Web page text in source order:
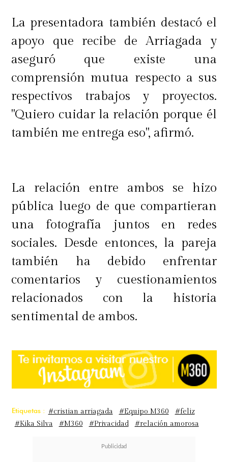
La presentadora también destacó el
apoyo que recibe de Arriagada y
aseguró que existe una
comprensión mutua respecto a sus
respectivos trabajos y proyectos.
"Quiero cuidar la relación porque él
también me entrega eso", afirmó.
La relación entre ambos se hizo
pública luego de que compartieran
una fotografía juntos en redes
sociales. Desde entonces, la pareja
también ha debido enfrentar
comentarios y cuestionamientos
relacionados con la historia
sentimental de ambos.
Etiquetas : #cristian arriagada #Equipo M360
#feliz
#Kika Silva
#M360 #Privacidad #relación amorosa